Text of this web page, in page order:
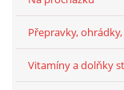
Přepravky,
Vitamíny a dolňky